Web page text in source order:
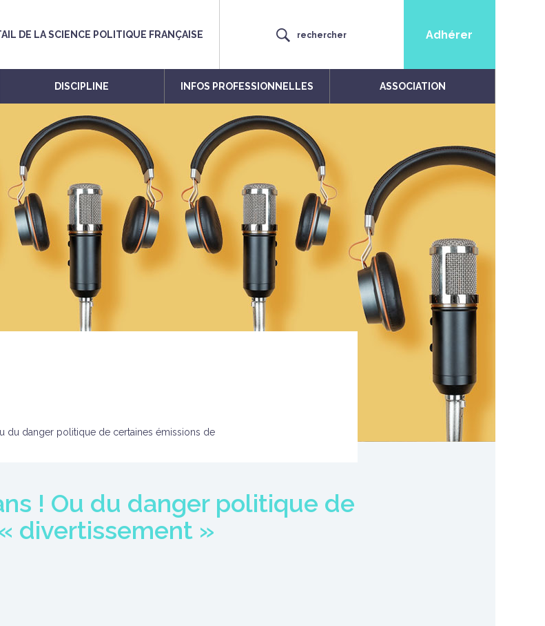
DE LA SCIENCE POLITIQUE FRANÇAISE rechercher Adhérer
DISCIPLINE INFOS PROFESSIONNELLES ASSOCIATION
du danger politique de certaines émissions de
! Ou du danger politique de
divertissement »